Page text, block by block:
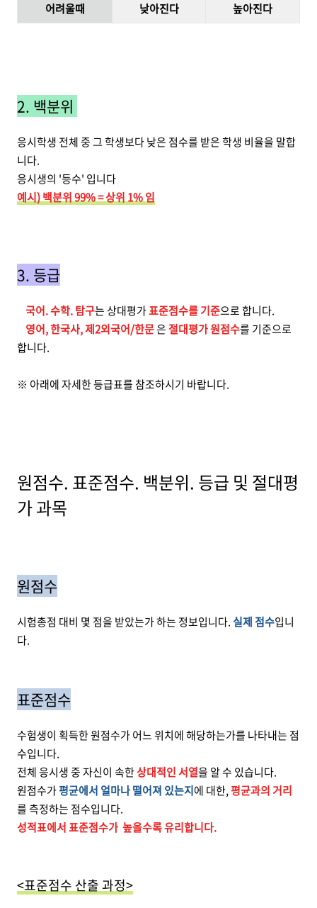
어려울때
낮아진다 높아진다
2. 백분위
응시학생 전체 중 그 학생보다 낮은 점수를 받은 학생 비율을 말합
니다.
응시생의 '등수' 입니다
예시) 백분위 99% = 상위 1% 임
3. 등급
국어. 수학. 탐구는 상대평가표준점수를 기준으로 합니다.
영어, 한국사, 제2외국어/한문은절대평가 원점수를 기준으로
합니다.
※ 아래에 자세한 등급표를 참조하시기 바랍니다.
원점수. 표준점수. 백분위. 등급 및 절대평
가 과목
원점수
시험총점 대비 몇 점을 받았는가 하는 정보입니다. 실제 점수입니
다.
표준점수
수험생이 획득한 원점수가 어느 위치에 해당하는가를 나타내는 점
수입니다.
전체 응시생 중 자신이 속한상대적인 서열을 알 수 있습니다.
원점수가평균에서 얼마나 떨어져 있는지에 대한,평균과의 거리
를 측정하는 점수입니다.
성적표에서 표준점수가 높을수록 유리합니다.
<표준점수 산출 과정>